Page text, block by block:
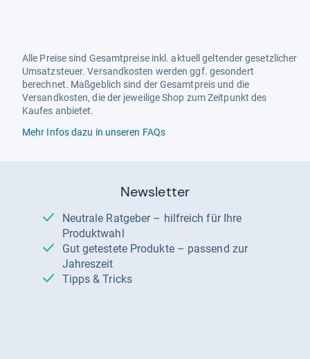
Alle Preise sind Gesamtpreise inkl. aktuell geltender gesetzlicher
Umsatzsteuer. Versandkosten werden ggf. gesondert
berechnet. Maßgeblich sind der Gesamtpreis und die
Versandkosten, die der jeweilige Shop zum Zeitpunkt des
Kaufes anbietet.
Mehr Infos dazu in unseren FAQs
Newsletter
Neutrale Ratgeber – hilfreich für Ihre
Produktwahl
Gut getestete Produkte – passend zur
Jahreszeit
Tipps & Tricks